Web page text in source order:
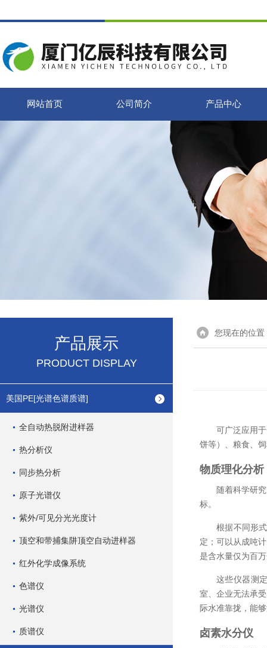
网站首页 公司简介 产品中心
产品展示
PRODUCT DISPLAY
美国PE[光谱色谱质谱]
全自动热脱附进样器
热分析仪
同步热分析
原子光谱仪
紫外/可见分光光度计
顶空和带捕集阱顶空自动进样器
红外化学成像系统
色谱仪
光谱仪
质谱仪
您现在的位置
可广泛应用
饼等）、粮食、
物质理化分析
随着科学研
标。
根据不同形
定；可以从成吨
是含水量仅为百
这些仪器测
室、企业无法承
际水准靠拢，能
卤素水分仪